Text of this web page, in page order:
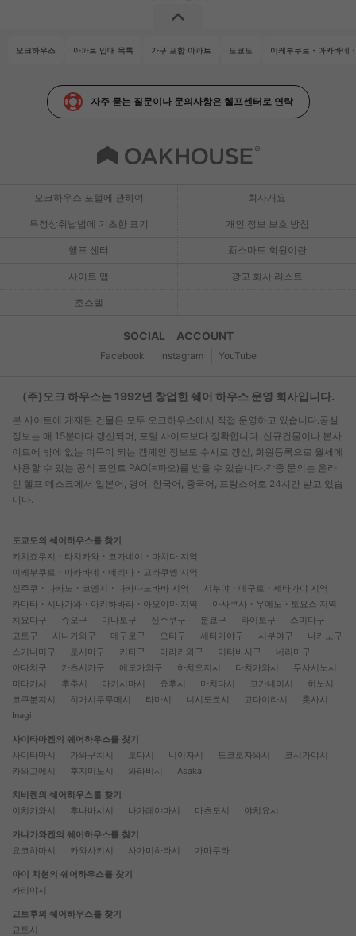
오크하우스 아파트 임대 목록 가구 포함 아파트 도쿄도 이케부쿠로・아카바네
자주 묻는 질문이나 문의사항은 헬프센터로 연락
오크하우스 포털에 관하여 회사개요
특정상취납법에 기초한 표기 개인 정보 보호 방침
헬프 센터 新스마트 회원이란
사이트 맵 광고 회사 리스트
호스텔
SOCIAL ACCOUNT
Facebook Instagram YouTube
(주)오크 하우스는 1992년 창업한 쉐어 하우스 운영 회사입니다.
본 사이트에 게재된 건물은 모두 오크하우스에서 직접 운영하고 있습니다.공실
정보는 매 15분마다 갱신되어, 포털 사이트보다 정확합니다. 신규건물이나 본사
이트에 밖에 없는 이득이 되는 캠페인 정보도 수시로 갱신, 회원등록으로 월세에
사용할 수 있는 공식 포인트 PAO(=파오)를 받을 수 있습니다.각종 문의는 온라
인 헬프 데스크에서 일본어, 영어, 한국어, 중국어, 프랑스어로 24시간 받고 있습
니다.
도쿄도의 쉐어하우스를 찾기
키치죠우지・타치카와・코가네이・마치다 지역
이케부쿠로・아카바네・네리마・고라쿠엔 지역
신주쿠・나카노・코엔지・다카다노바바 지역
시부야・메구로・세타가야 지역
카마타・시나가와・아키하바라・아오야마 지역
아사쿠사・우에노・토요스 지역
치요다구
쥬오구 미나토구 신주쿠구 분쿄구 타이토구
스미다구
고토구
시나가와구 메구로구 오타구 세타가야구 시부야구
나카노구
스기나미구
토시마구 키타구 아라카와구 이타바시구
네리마구
아다치구
카츠시카구 에도가와구 하치오지시 타치카와시
무사시노시
미타카시
후추시 아키시마시 쵸후시 마치다시 코가네이시
히노시
코쿠분지시
히가시쿠루메시 타마시 니시도쿄시 고다이라시
훗사시
Inagi
사이타마켄의 쉐어하우스를 찾기
사이타마시
가와구치시 토다시 니이자시 도코로자와시
코시가야시
카와고에시
후지미노시 와라비시 Asaka
치바켄의 쉐어하우스를 찾기
이치카와시
후나바시시 나가레야마시 마츠도시 야치요시
카나가와켄의 쉐어하우스를 찾기
요코하마시
카와사키시 사가미하라시 가마쿠라
아이 치현의 쉐어하우스를 찾기
카리야시
교토후의 쉐어하우스를 찾기
교토시